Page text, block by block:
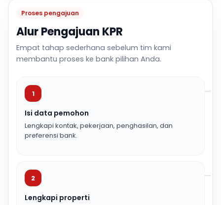
Proses pengajuan
Alur Pengajuan KPR
Empat tahap sederhana sebelum tim kami
membantu proses ke bank pilihan Anda.
1
Isi data pemohon
Lengkapi kontak, pekerjaan, penghasilan, dan
preferensi bank.
2
Lengkapi properti